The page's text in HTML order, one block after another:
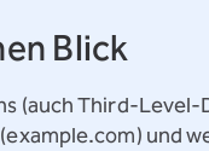
Blick
(auch Third-Level-
und